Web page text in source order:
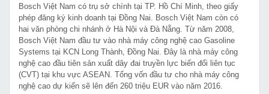
Bosch Việt Nam có trụ sở chính tại TP. Hồ Chí Minh, theo giấy
phép đăng ký kinh doanh tại Đồng Nai. Bosch Việt Nam còn có
hai văn phòng chi nhánh ở Hà Nội và Đà Nẵng. Từ năm 2008,
Bosch Việt Nam đầu tư vào nhà máy công nghệ cao Gasoline
Systems tại KCN Long Thành, Đồng Nai. Đây là nhà máy công
nghệ cao đầu tiên sản xuất dây đai truyền lực biến đổi liên tục
(CVT) tại khu vực ASEAN. Tổng vốn đầu tư cho nhà máy công
nghệ cao dự kiến sẽ lên đến 260 triệu EUR vào năm 2016.